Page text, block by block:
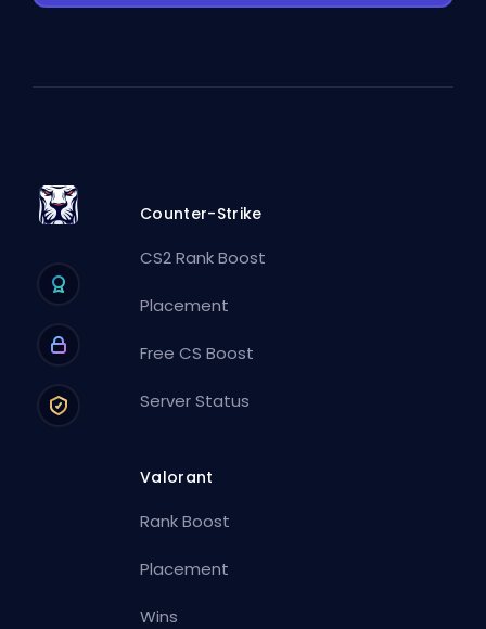
Counter-Strike
CS2 Rank Boost
Placement
Free CS Boost
Server Status
Valorant
Rank Boost
Placement
Wins